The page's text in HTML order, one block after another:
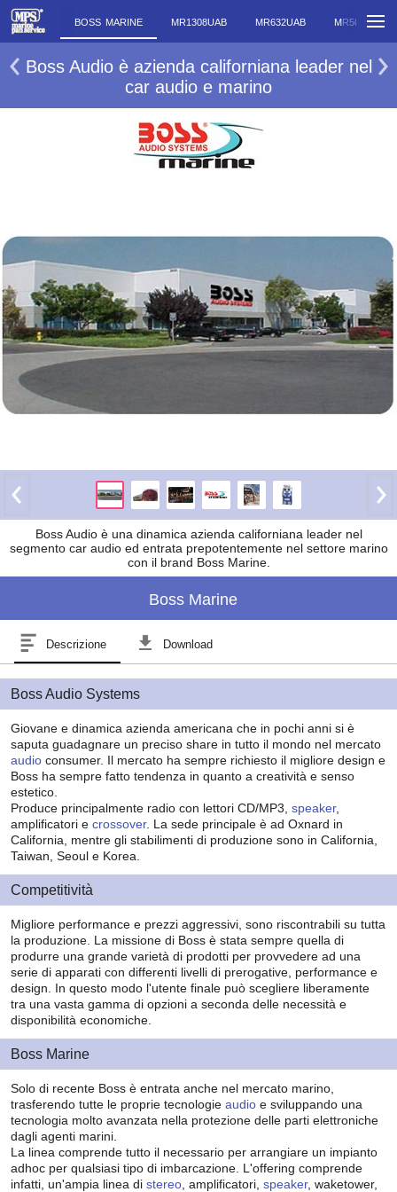
BOSS MARINE MR1308UAB MR632UAB MR500UAB
Boss Audio è azienda californiana leader nel
car audio e marino
Boss Audio è una dinamica azienda californiana leader nel
segmento car audio ed entrata prepotentemente nel settore marino
con il brand Boss Marine.
Boss Marine
Descrizione Download
Boss Audio Systems
Giovane e dinamica azienda americana che in pochi anni si è
saputa guadagnare un preciso share in tutto il mondo nel mercato
audio consumer. Il mercato ha sempre richiesto il migliore design e
Boss ha sempre fatto tendenza in quanto a creatività e senso
estetico.
Produce principalmente radio con lettori CD/MP3, speaker,
amplificatori e crossover. La sede principale è ad Oxnard in
California, mentre gli stabilimenti di produzione sono in California,
Taiwan, Seoul e Korea.
Competitività
Migliore performance e prezzi aggressivi, sono riscontrabili su tutta
la produzione. La missione di Boss è stata sempre quella di
produrre una grande varietà di prodotti per provvedere ad una
serie di apparati con differenti livelli di prerogative, performance e
design. In questo modo l'utente finale può scegliere liberamente
tra una vasta gamma di opzioni a seconda delle necessità e
disponibilità economiche.
Boss Marine
Solo di recente Boss è entrata anche nel mercato marino,
trasferendo tutte le proprie tecnologie audio e sviluppando una
tecnologia molto avanzata nella protezione delle parti elettroniche
dagli agenti marini.
La linea comprende tutto il necessario per arrangiare un impianto
adhoc per qualsiasi tipo di imbarcazione. L'offering comprende
infatti, un'ampia linea di stereo , amplificatori, speaker, waketower,